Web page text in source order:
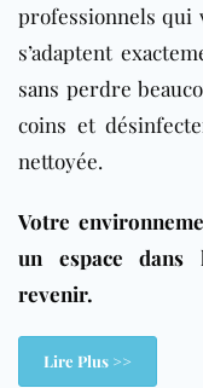
professionnels qui
s’adaptent
sans perdre
coins et
nettoyée.
Votre
un espace dans
revenir.
Lire Plus >>